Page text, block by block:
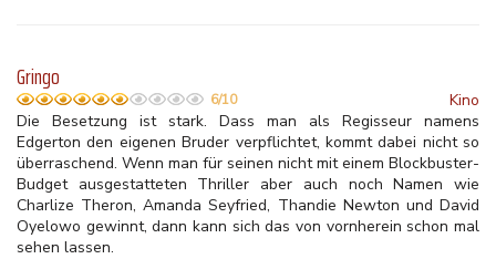
Gringo
6/10
Kino
Die Besetzung ist stark. Dass man als Regisseur namens
Edgerton den eigenen Bruder verpflichtet, kommt dabei nicht so
überraschend. Wenn man für seinen nicht mit einem Blockbuster-
Budget ausgestatteten Thriller aber auch noch Namen wie
Charlize Theron, Amanda Seyfried, Thandie Newton und David
Oyelowo gewinnt, dann kann sich das von vornherein schon mal
sehen lassen.